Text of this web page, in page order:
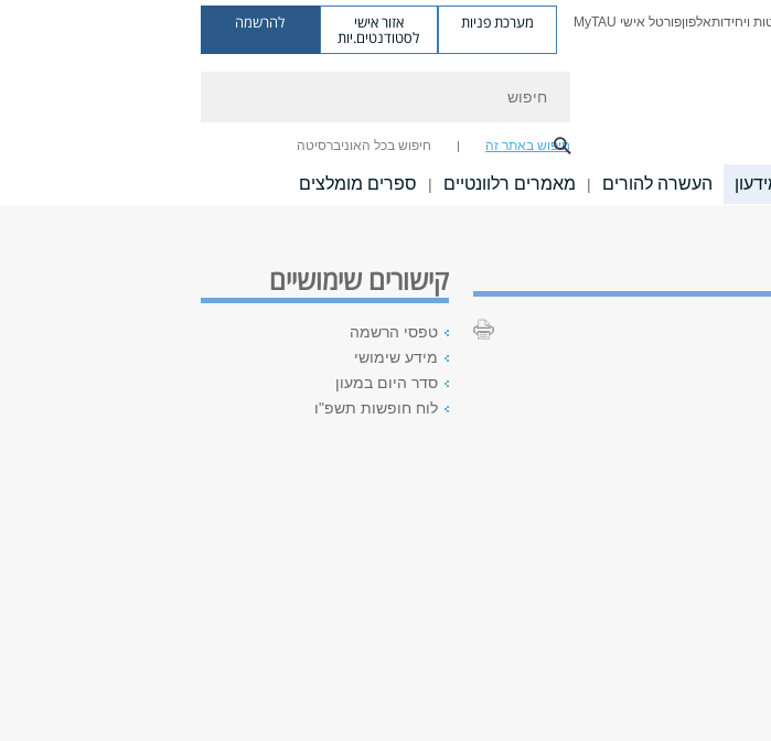
ויחידותאלפוןפורטל אישי MyTAU מערכת פניות אזור אישי
לסטודנטים.יות
להרשמה
חיפוש באתר זה חיפוש בכל האוניברסיטה
העשרה להורים | מאמרים רלוונטיים | ספרים מומלצים
קישורים שימושיים
טפסי הרשמה
מידע שימושי
סדר היום במעון
לוח חופשות תשפ"ו